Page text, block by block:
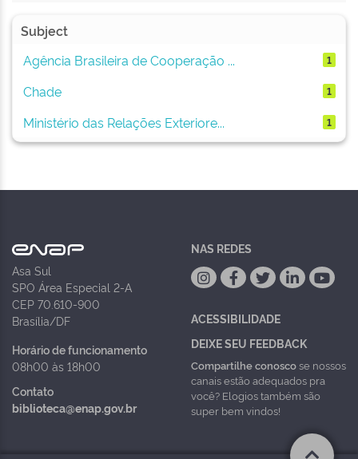
Subject
Agência Brasileira de Cooperação ...
1
Chade 1
Ministério das Relações Exteriore... 1
Asa Sul
SPO Área Especial 2-A
CEP 70.610-900
Brasília/DF
Horário de funcionamento
08h00 às 18h00
Contato
biblioteca@enap.gov.br
NAS REDES
ACESSIBILIDADE
DEIXE SEU FEEDBACK
Compartilhe conoscose nossos
canais estão adequados pra
você? Elogios também são
super bem vindos!